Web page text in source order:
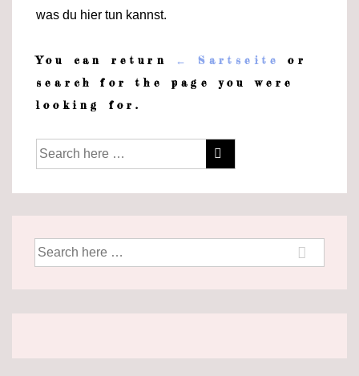
was du hier tun kannst.
You can return ← Sartseite
or
search for the page you were
looking for.
Suche
nach:
Suche
nach: